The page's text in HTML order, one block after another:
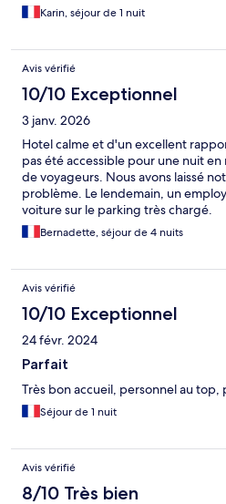
Karin, séjour de 1 nuit
Avis vérifié
10/10 Exceptionnel
3 janv. 2026
Hotel calme et d'un excellent
pas été accessible pour une nuit
de voyageurs. Nous avons laissé
problème. Le lendemain, un
voiture sur le parking très chargé.
Bernadette, séjour de 4 nuits
Avis vérifié
10/10 Exceptionnel
24 févr. 2024
Parfait
Très bon accueil, personnel au
Séjour de 1 nuit
Avis vérifié
8/10 Très bien